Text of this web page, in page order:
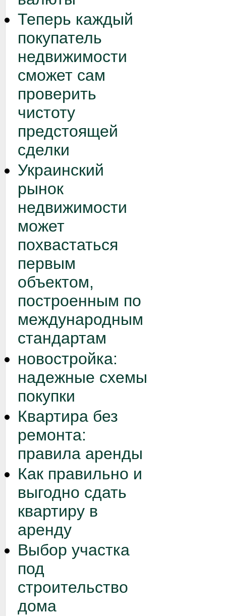
Теперь каждый
покупатель
недвижимости
сможет сам
проверить
чистоту
предстоящей
сделки
Украинский
рынок
недвижимости
может
похвастаться
первым
объектом,
построенным по
международным
стандартам
новостройка:
надежные схемы
покупки
Квартира без
ремонта:
правила аренды
Как правильно и
выгодно сдать
квартиру в
аренду
Выбор участка
под
строительство
дома